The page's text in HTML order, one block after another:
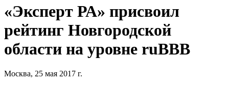
«Эксперт РА» присвоил
рейтинг Новгородской
области на уровне ruBBB
Москва, 25 мая 2017 г.